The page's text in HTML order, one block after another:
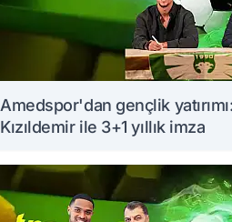
Amedspor'dan gençlik
Kızıldemir ile 3+1 yıllık imza